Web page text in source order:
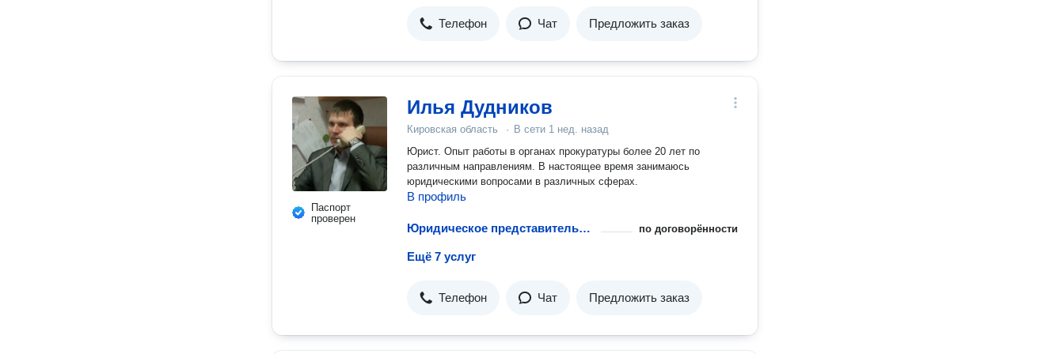
Телефон Чат Предложить заказ
Паспорт
проверен
Илья Дудников
Кировская область · В сети 1 нед. назад
Юрист. Опыт работы в органах прокуратуры более 20 лет по
различным направлениям. В настоящее время занимаюсь
юридическими вопросами в различных сферах.
В профиль
Юридическое представительство в ГИБДД по договорённости
Ещё 7 услуг
Телефон Чат Предложить заказ